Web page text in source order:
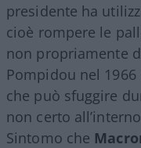
presidente ha
cioè rompere le
non propriamente
Pompidou nel
che può sfuggire
non certo
Sintomo che